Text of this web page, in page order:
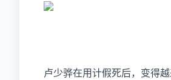
卢少骅在用计假死后，变得